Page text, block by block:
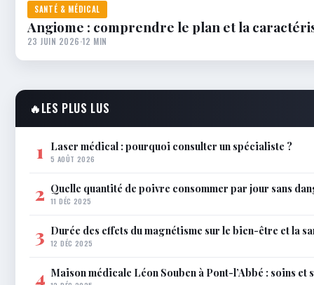
SANTÉ & MÉDICAL
Angiome : comprendre le plan et la
23 JUIN 2026·12 MIN
🔥LES PLUS LUS
1 Laser médical : pourquoi consulter un spécialiste ?
5 AOÛT 2026
2 Quelle quantité de poivre consommer par jour sans
11 DÉC 2025
3 Durée des effets du magnétisme sur le bien-être et la
12 DÉC 2025
4 Maison médicale Léon Souben à Pont-l’Abbé : soins et